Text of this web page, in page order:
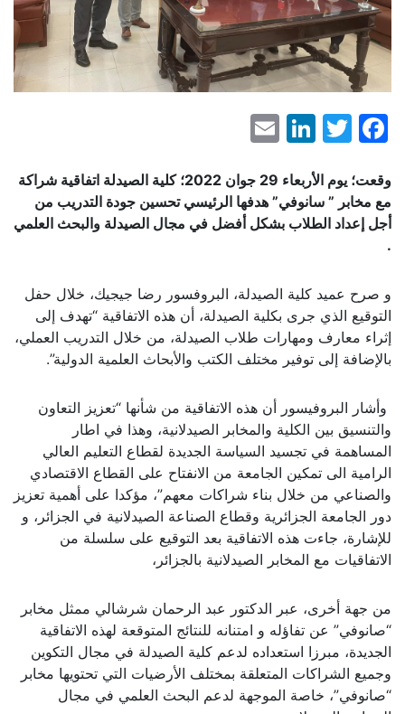
Facebook
Twitter
LinkedIn
وقعت؛ يوم الأربعاء 29 جوان 2022
؛ كلية الصيدلة اتفاقية شراكة
مع مخابر ” سانوفي” هدفها الرئيسي تحسين جودة التدريب من
أجل إعداد الطلاب بشكل أفضل في مجال الصيدلة والبحث العلمي
.
و صرح عميد كلية الصيدلة، البروفسور رضا جيجيك، خلال حفل
التوقيع الذي جرى بكلية الصيدلة، أن هذه الاتفاقية “تهدف إلى
إثراء معارف ومهارات طلاب الصيدلة، من خلال التدريب العملي،
بالإضافة إلى توفير مختلف الكتب والأبحاث العلمية الدولية”.
وأشار البروفيسور أن هذه الاتفاقية من شأنها “تعزيز التعاون
والتنسيق بين الكلية والمخابر الصيدلانية، وهذا في اطار
المساهمة في تجسيد السياسة الجديدة لقطاع التعليم العالي
الرامية الى تمكين الجامعة من الانفتاح على القطاع الاقتصادي
والصناعي من خلال بناء شراكات معهم”، مؤكدا على أهمية تعزيز
دور الجامعة الجزائرية وقطاع الصناعة الصيدلانية في الجزائر، و
للإشارة، جاءت هذه الاتفاقية بعد التوقيع على سلسلة من
الاتفاقيات مع المخابر الصيدلانية بالجزائر،
من جهة أخرى، عبر الدكتور عبد الرحمان شرشالي ممثل مخابر
“صانوفي” عن تفاؤله و امتنانه للنتائج المتوقعة لهذه الاتفاقية
الجديدة، مبرزا استعداده لدعم كلية الصيدلة في مجال التكوين
وجميع الشراكات المتعلقة بمختلف الأرضيات التي تحتويها مخابر
“صانوفي”، خاصة الموجهة لدعم البحث العلمي في مجال